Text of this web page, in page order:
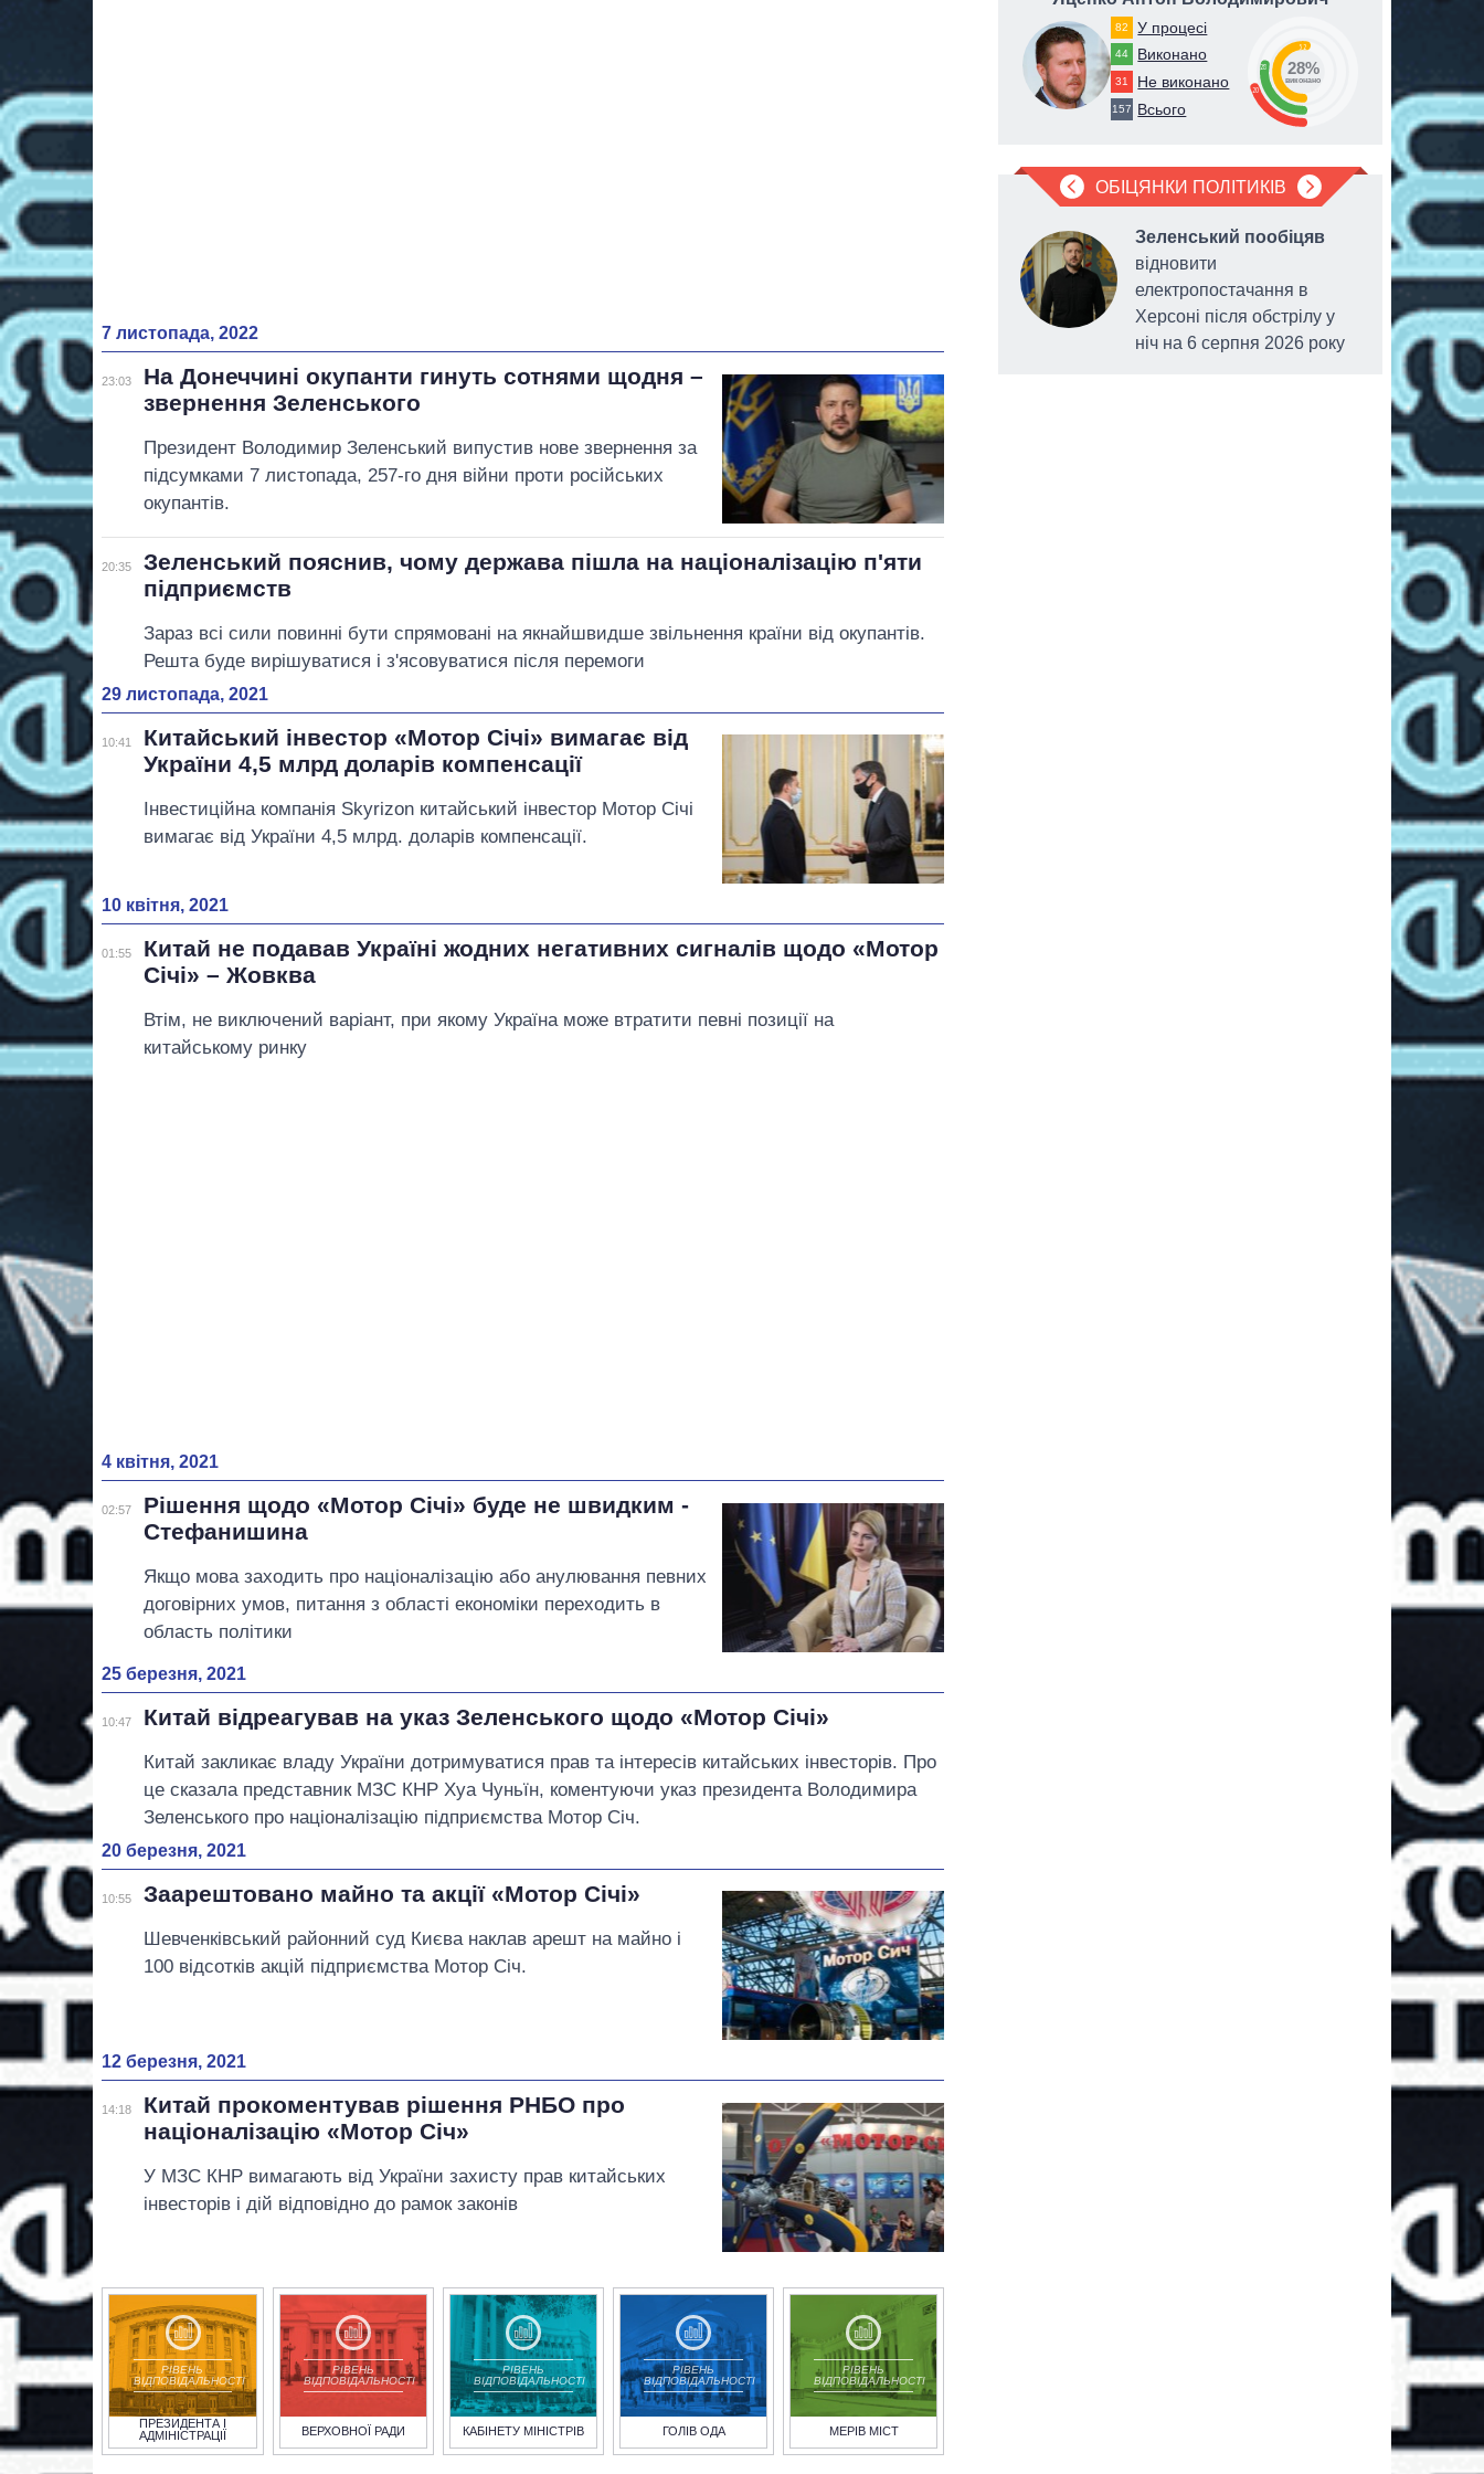
7 листопада, 2022
23:03
На Донеччині окупанти гинуть сотнями щодня –
звернення Зеленського
Президент Володимир Зеленський випустив нове звернення за
підсумками 7 листопада, 257-го дня війни проти російських
окупантів.
20:35
Зеленський пояснив, чому держава пішла на націоналізацію п'яти
підприємств
Зараз всі сили повинні бути спрямовані на якнайшвидше звільнення країни від окупантів.
Решта буде вирішуватися і з'ясовуватися після перемоги
29 листопада, 2021
10:41
Китайський інвестор «Мотор Січі» вимагає від
України 4,5 млрд доларів компенсації
Інвестиційна компанія Skyrizon китайський інвестор Мотор Січі
вимагає від України 4,5 млрд. доларів компенсації.
10 квітня, 2021
01:55
Китай не подавав Україні жодних негативних сигналів щодо «Мотор
Січі» – Жовква
Втім, не виключений варіант, при якому Україна може втратити певні позиції на
китайському ринку
4 квітня, 2021
02:57
Рішення щодо «Мотор Січі» буде не швидким -
Стефанишина
Якщо мова заходить про націоналізацію або анулювання певних
договірних умов, питання з області економіки переходить в
область політики
25 березня, 2021
10:47 Китай відреагував на указ Зеленського щодо «Мотор Січі»
Китай закликає владу України дотримуватися прав та інтересів китайських інвесторів. Про
це сказала представник МЗС КНР Хуа Чуньїн, коментуючи указ президента Володимира
Зеленського про націоналізацію підприємства Мотор Січ.
20 березня, 2021
10:55 Заарештовано майно та акції «Мотор Січі»
Шевченківський районний суд Києва наклав арешт на майно і
100 відсотків акцій підприємства Мотор Січ.
12 березня, 2021
14:18
Китай прокоментував рішення РНБО про
націоналізацію «Мотор Січ»
У МЗС КНР вимагають від України захисту прав китайських
інвесторів і дій відповідно до рамок законів
РІВЕНЬ
ВІДПОВІДАЛЬНОСТІ
ПРЕЗИДЕНТА І
АДМІНІСТРАЦІЇ
РІВЕНЬ
ВІДПОВІДАЛЬНОСТІ
ВЕРХОВНОЇ РАДИ
РІВЕНЬ
ВІДПОВІДАЛЬНОСТІ
КАБІНЕТУ МІНІСТРІВ
РІВЕНЬ
ВІДПОВІДАЛЬНОСТІ
ГОЛІВ ОДА
РІВЕНЬ
ВІДПОВІДАЛЬНОСТІ
МЕРІВ МІСТ
82 У процесі
44 Виконано
31 Не виконано
157 Всього
20
28
52
28%
виконано
ОБІЦЯНКИ ПОЛІТИКІВ
виділених на створення бренду Умані
Зеленський пообіцяв
відновити
електропостачання в
Херсоні після обстрілу у
ніч на 6 серпня 2026 року